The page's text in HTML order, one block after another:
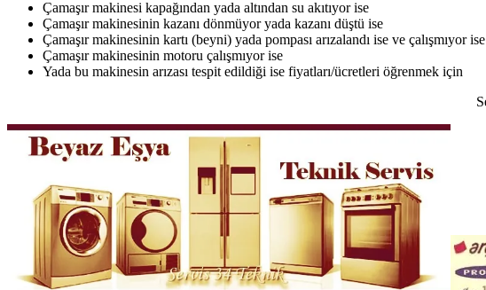
Çamaşır makinesi kapağından yada altından su akıtıyor ise
Çamaşır makinesinin kazanı dönmüyor yada kazanı düştü ise
Çamaşır makinesinin kartı (beyni) yada pompası arızalandı ise ve çalışmıyor ise
Çamaşır makinesinin motoru çalışmıyor ise
Yada bu makinesin arızası tespit edildiği ise fiyatları/ücretleri öğrenmek için